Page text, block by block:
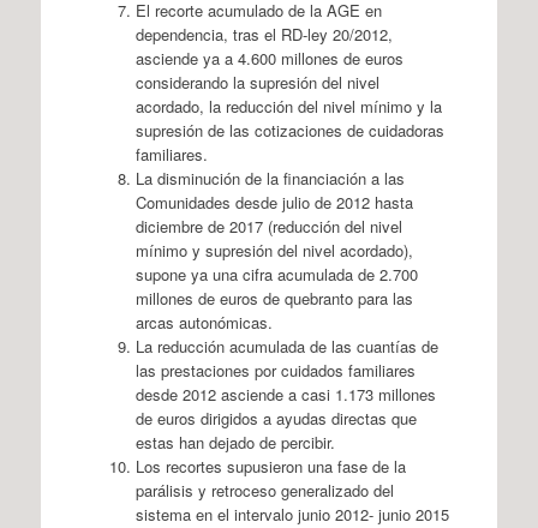
El recorte acumulado de la AGE en
dependencia, tras el RD-ley 20/2012,
asciende ya a 4.600 millones de euros
considerando la supresión del nivel
acordado, la reducción del nivel mínimo y la
supresión de las cotizaciones de cuidadoras
familiares.
La disminución de la financiación a las
Comunidades desde julio de 2012 hasta
diciembre de 2017 (reducción del nivel
mínimo y supresión del nivel acordado),
supone ya una cifra acumulada de 2.700
millones de euros de quebranto para las
arcas autonómicas.
La reducción acumulada de las cuantías de
las prestaciones por cuidados familiares
desde 2012 asciende a casi 1.173 millones
de euros dirigidos a ayudas directas que
estas han dejado de percibir.
Los recortes supusieron una fase de la
parálisis y retroceso generalizado del
sistema en el intervalo junio 2012- junio 2015